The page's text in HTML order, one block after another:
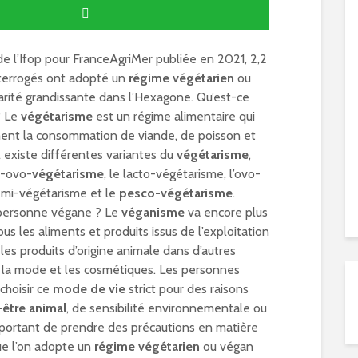
l’Ifop pour FranceAgriMer publiée en 2021, 2,2
ont adopté un régime végétarien ou
grandissante dans l’Hexagone. Qu’est-ce
Levégétarisme est un régime alimentaire qui
la consommation de viande, de poisson et
existe différentes variantes duvégétarisme,
ovo-végétarisme, le lacto-végétarisme, l’ovo-
végétarisme et le pesco-végétarisme.
végane ? Levéganisme va encore plus
les aliments et produits issus de l’exploitation
produits d’origine animale dans d’autres
mode et les cosmétiques. Les personnes
ce mode de vie strict pour des raisons
animal, de sensibilité environnementale ou
de prendre des précautions en matière
l’on adopte un régime végétarien ou végan